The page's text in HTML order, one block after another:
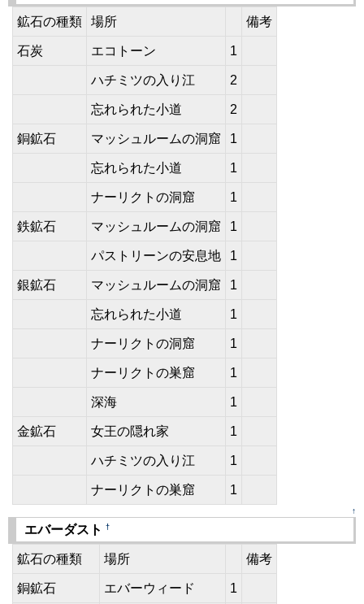
鉱石の種類 場所 備考
石炭 エコトーン 1
ハチミツの入り江 2
忘れられた小道 2
銅鉱石 マッシュルームの洞窟 1
忘れられた小道 1
ナーリクトの洞窟 1
鉄鉱石 マッシュルームの洞窟 1
パストリーンの安息地 1
銀鉱石 マッシュルームの洞窟 1
忘れられた小道 1
ナーリクトの洞窟 1
ナーリクトの巣窟 1
深海 1
金鉱石 女王の隠れ家 1
ハチミツの入り江 1
ナーリクトの巣窟 1
↑
エバーダスト †
鉱石の種類 場所 備考
銅鉱石 エバーウィード 1